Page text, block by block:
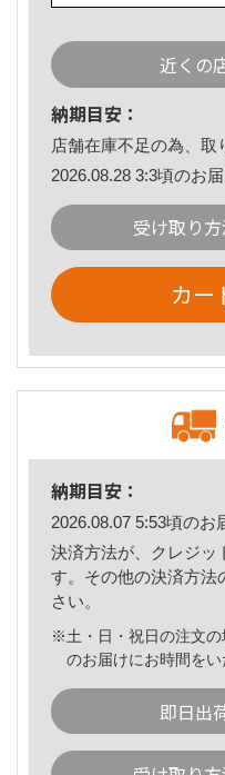
近くの
納期目安：
店舗在庫不足の為、取
2026.08.28 3:3頃のお届
受け取り
カー
納期目安：
2026.08.07 5:53頃のお
決済方法が、クレジッ
す。その他の決済方法
さい。
※土・日・祝日の注文
のお届けにお時間をい
即日出